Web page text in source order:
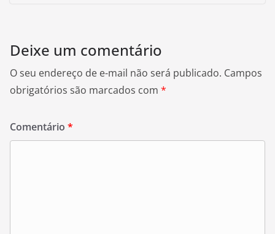
Deixe um comentário
O seu endereço de e-mail não será publicado. Campos
obrigatórios são marcados com *
Comentário *